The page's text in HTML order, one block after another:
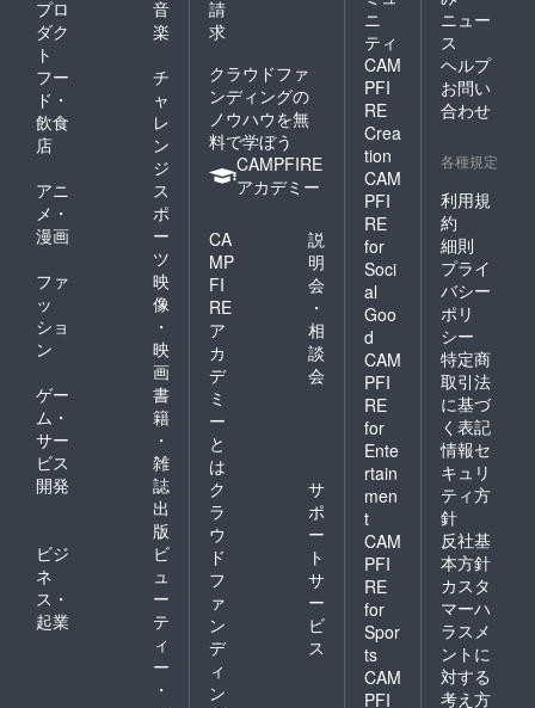
プロ
ダク
ト
音
楽
フー
ド・
飲食
店
チ
ャ
レ
ン
ジ
アニ
メ・
漫画
ス
ポ
ー
ツ
ファ
ッ
ショ
ン
映
像
・
映
画
ゲー
ム・
サー
ビス
開発
書
籍
・
雑
誌
出
版
ビジ
ネ
ス・
起業
ビ
ュ
ー
テ
ィ
ー
・
請
求
クラウドファ
ンディングの
ノウハウを無
料で学ぼう
CAMPFIRE
アカデミー
CA
MP
FI
RE
ア
カ
デ
ミ
ー
と
は
説
明
会
・
相
談
会
ク
ラ
ウ
ド
フ
ァ
ン
デ
ィ
ン
サ
ポ
ー
ト
サ
ー
ビ
ス
ニ
ティ
CAM
PFI
RE
Crea
tion
CAM
PFI
RE
for
Soci
al
Goo
d
CAM
PFI
RE
for
Ente
rtain
men
t
CAM
PFI
RE
for
Spor
ts
CAM
PFI
ニュー
ス
ヘルプ
お問い
合わせ
各種規定
利用規
約
細則
プライ
バシー
ポリ
シー
特定商
取引法
に基づ
く表記
情報セ
キュリ
ティ方
針
反社基
本方針
カスタ
マーハ
ラスメ
ントに
対する
考え方